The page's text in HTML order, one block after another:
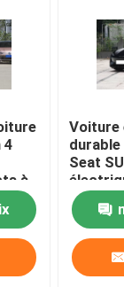
4
à
Voiture
Seat
550KM